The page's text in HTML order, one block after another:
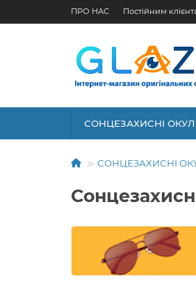
ПРО НАС Постійним
СОНЦЕЗАХИСНІ
СОНЦЕЗАХИСНІ